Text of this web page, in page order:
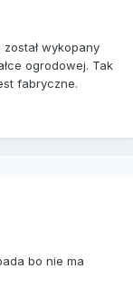
wykopany
ogrodowej. Tak
fabryczne.
bo nie ma